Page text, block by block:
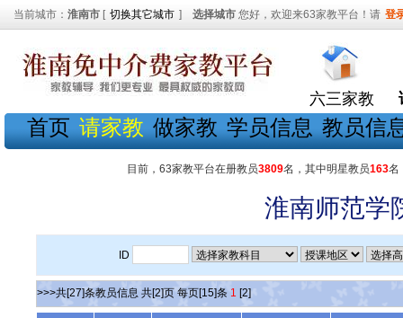
当前城市： 淮南市 [ 切换其它城市 ] 选择城市 您好，欢迎来63家教平台！请 登
六三家教
首页 请家教 做家教 学员信息 教员信
目前，63家教平台在册教员3809名，其中明星教员163名
淮南师范学
ID
>>>共[27]条教员信息 共[2]页 每页[15]条 1 [2]